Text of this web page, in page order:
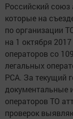
Российский
которые на
по организации
на 1 октября
операторов со
легальных
РСА. За текущий
документальные
операторов ТО
проверок